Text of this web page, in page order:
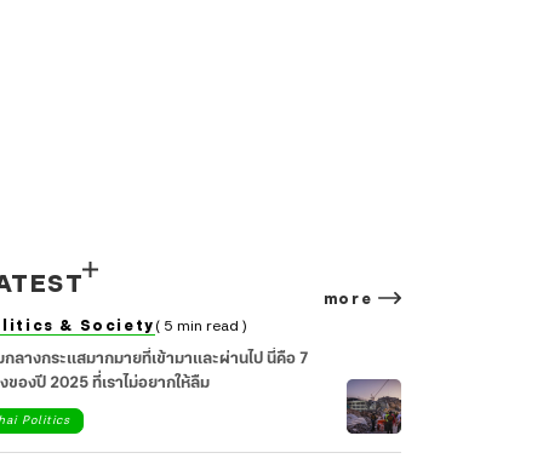
& Society ( 5 min read )
ลางกระแสมากมายที่เข้ามาและผ่านไป นี่คือ 7
ของปี 2025 ที่เราไม่อยากให้ลืม
Politics
more